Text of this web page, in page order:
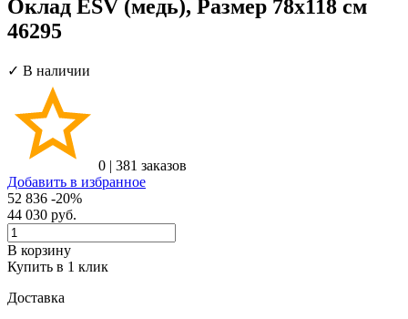
Оклад ESV (медь), Размер 78х118 см
46295
✓ В наличии
0 | 381 заказов
Добавить в избранное
52 836 -20%
44 030 руб.
В корзину
Купить в 1 клик
Доставка